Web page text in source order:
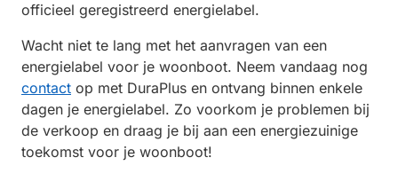
officieel geregistreerd energielabel.
Wacht niet te lang met het aanvragen van een
energielabel voor je woonboot. Neem vandaag nog
contact op met DuraPlus en ontvang binnen enkele
dagen je energielabel. Zo voorkom je problemen bij
de verkoop en draag je bij aan een energiezuinige
toekomst voor je woonboot!